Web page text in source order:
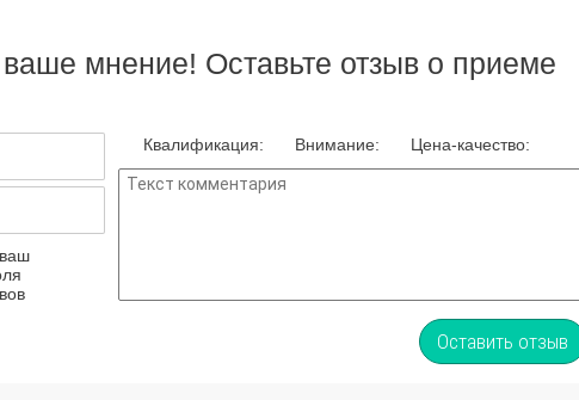
мнение! Оставьте отзыв о приеме
Квалификация: Внимание: Цена-качество:
Оставить отзыв